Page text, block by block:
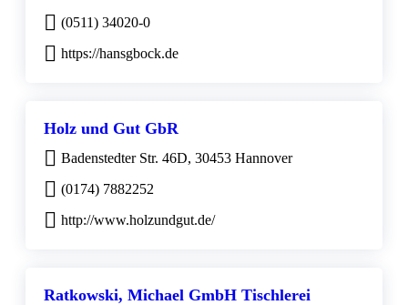
(0511) 34020-0
https://hansgbock.de
Holz und Gut GbR
Badenstedter Str. 46D, 30453 Hannover
(0174) 7882252
http://www.holzundgut.de/
Ratkowski, Michael GmbH Tischlerei